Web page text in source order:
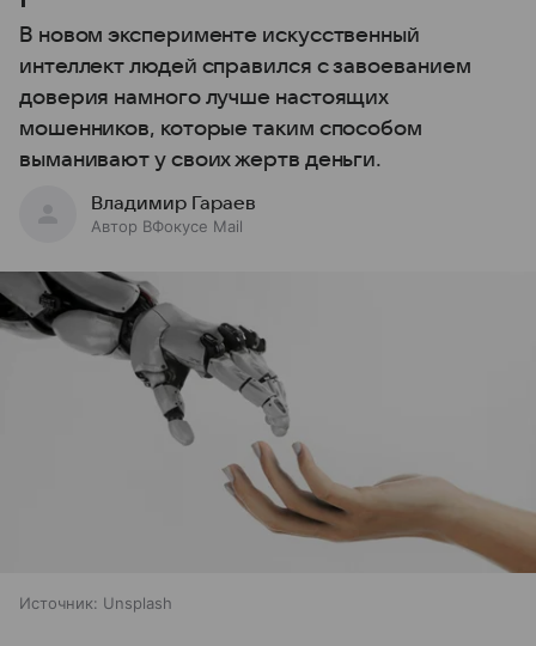
В новом эксперименте искусственный
интеллект людей справился с завоеванием
доверия намного лучше настоящих
мошенников, которые таким способом
выманивают у своих жертв деньги.
Владимир Гараев
Автор ВФокусе Mail
Источник: Unsplash